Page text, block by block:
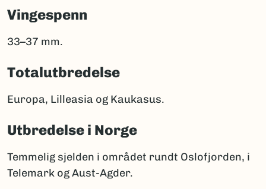
Vingespenn
33–37 mm.
Totalutbredelse
Europa, Lilleasia og Kaukasus.
Utbredelse i Norge
Temmelig sjelden i området rundt Oslofjorden, i
Telemark og Aust-Agder.